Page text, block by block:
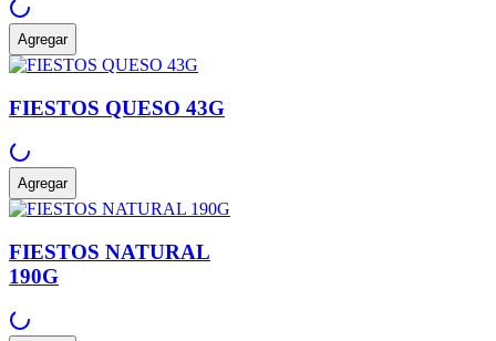
Agregar
FIESTOS QUESO 43G
Agregar
FIESTOS NATURAL
190G